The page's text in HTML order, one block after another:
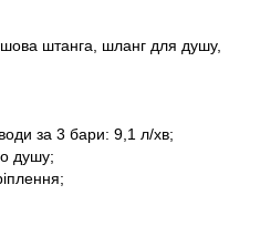
штанга, шланг для душу,
за 3 бари: 9,1 л/хв;
душу;